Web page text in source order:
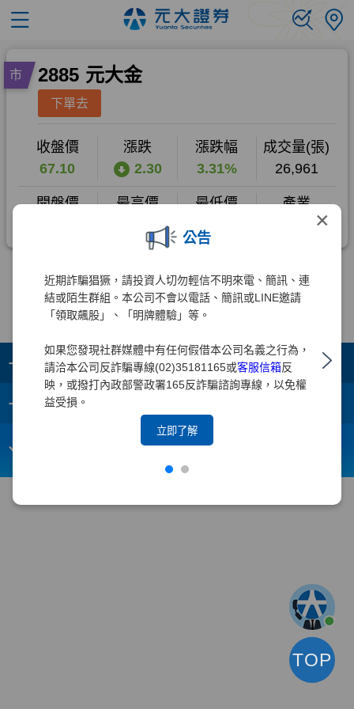
×
公告
近期詐騙猖獗，請投資人切勿輕信不明來電、簡訊、連
結或陌生群組。本公司不會以電話、簡訊或LINE邀請
「領取飆股」、「明牌體驗」等。
如果您發現社群媒體中有任何假借本公司名義之行為，
請洽本公司反詐騙專線(02)35181165或客服信箱反
映，或撥打內政部警政署165反詐騙諮詢專線，以免權
益受損。
立即了解
+ 集團成員
+ 重要須知
webmaster@yuanta.com
TOP